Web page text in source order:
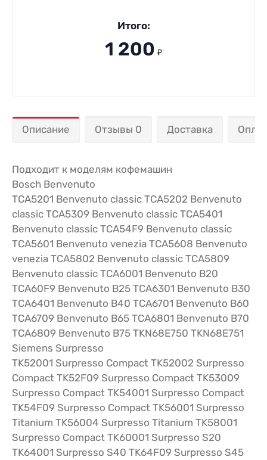
Итого:
1 200 ₽
Описание Отзывы 0 Доставка
Подходит к моделям кофемашин
Bosch Benvenuto
TCA5201 Benvenuto classic TCA5202 Benvenuto
classic TCA5309 Benvenuto classic TCA5401
Benvenuto classic TCA54F9 Benvenuto classic
TCA5601 Benvenuto venezia TCA5608 Benvenuto
venezia TCA5802 Benvenuto classic TCA5809
Benvenuto classic TCA6001 Benvenuto B20
TCA60F9 Benvenuto B25 TCA6301 Benvenuto B30
TCA6401 Benvenuto B40 TCA6701 Benvenuto B60
TCA6709 Benvenuto B65 TCA6801 Benvenuto B70
TCA6809 Benvenuto B75 TKN68E750 TKN68E751
Siemens Surpresso
TK52001 Surpresso Compact TK52002 Surpresso
Compact TK52F09 Surpresso Compact TK53009
Surpresso Compact TK54001 Surpresso Compact
TK54F09 Surpresso Compact TK56001 Surpresso
Titanium TK56004 Surpresso Titanium TK58001
Surpresso Compact TK60001 Surpresso S20
TK64001 Surpresso S40 TK64F09 Surpresso S45